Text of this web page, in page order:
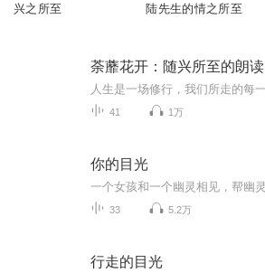
兴之所至 陆先生的情之所至
荼蘼花开：随兴所至的朗读
41 1万
你的目光
33 5.2万
行走的目光